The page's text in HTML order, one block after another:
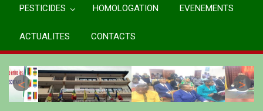
PESTICIDES HOMOLOGATION EVENEMENTS
ACTUALITES CONTACTS